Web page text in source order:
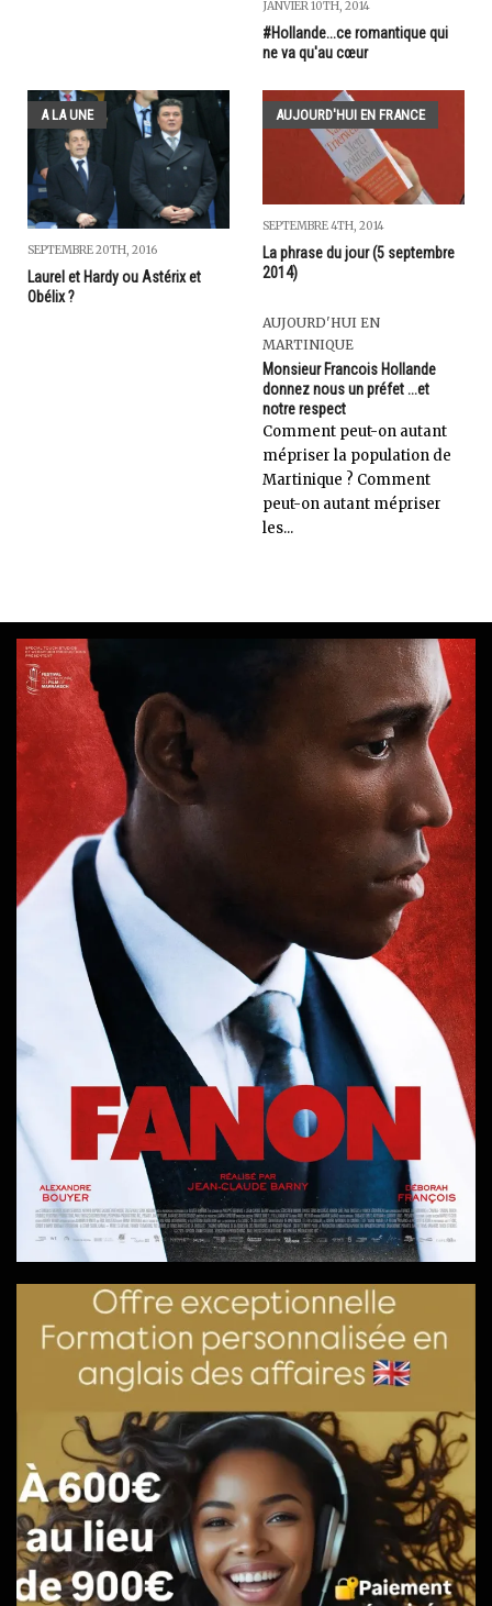
JANVIER 10TH, 2014
#Hollande...ce romantique qui
ne va qu'au cœur
A LA UNE
SEPTEMBRE 20TH, 2016
Laurel et Hardy ou Astérix et
Obélix ?
AUJOURD'HUI EN FRANCE
SEPTEMBRE 4TH, 2014
La phrase du jour (5 septembre
2014)
AUJOURD'HUI EN
MARTINIQUE
Monsieur Francois Hollande
donnez nous un préfet ...et
notre respect
Comment peut-on autant
mépriser la population de
Martinique ? Comment
peut-on autant mépriser
les...